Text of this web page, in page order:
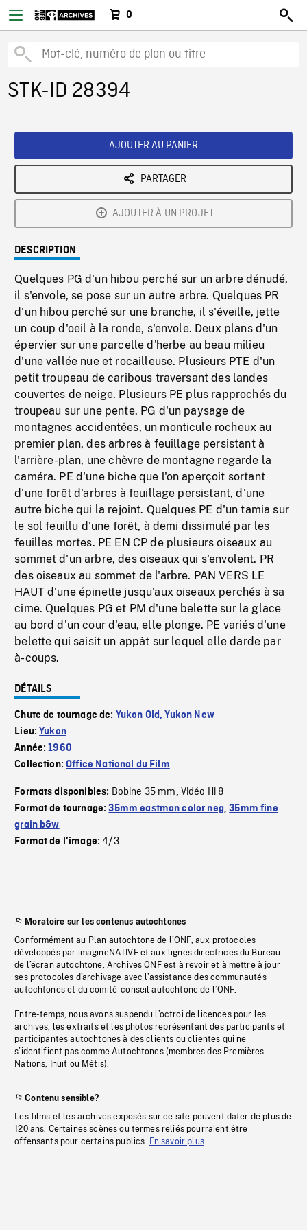
0
STK-ID 28394
AJOUTER AU PANIER
PARTAGER
AJOUTER À UN PROJET
DESCRIPTION
Quelques PG d'un hibou perché sur un arbre dénudé,
il s'envole, se pose sur un autre arbre. Quelques PR
d'un hibou perché sur une branche, il s'éveille, jette
un coup d'oeil à la ronde, s'envole. Deux plans d'un
épervier sur une parcelle d'herbe au beau milieu
d'une vallée nue et rocailleuse. Plusieurs PTE d'un
petit troupeau de caribous traversant des landes
couvertes de neige. Plusieurs PE plus rapprochés du
troupeau sur une pente. PG d'un paysage de
montagnes accidentées, un monticule rocheux au
premier plan, des arbres à feuillage persistant à
l'arrière-plan, une chèvre de montagne regarde la
caméra. PE d'une biche que l'on aperçoit sortant
d'une forêt d'arbres à feuillage persistant, d'une
autre biche qui la rejoint. Quelques PE d'un tamia sur
le sol feuillu d'une forêt, à demi dissimulé par les
feuilles mortes. PE EN CP de plusieurs oiseaux au
sommet d'un arbre, des oiseaux qui s'envolent. PR
des oiseaux au sommet de l'arbre. PAN VERS LE
HAUT d'une épinette jusqu'aux oiseaux perchés à sa
cime. Quelques PG et PM d'une belette sur la glace
au bord d'un cour d'eau, elle plonge. PE variés d'une
belette qui saisit un appât sur lequel elle darde par
à-coups.
DÉTAILS
Chute de tournage de: Yukon Old, Yukon New
Lieu:Yukon
Année:1960
Collection:Office National du Film
Formats disponibles: Bobine 35 mm, Vidéo Hi 8
Format de tournage:35mm eastman color neg,35mm fine
grain b&w
Format de l'image:4/3
Moratoire sur les contenus autochtones
Conformément au Plan autochtone de l’ONF, aux protocoles
développés par imagineNATIVE et aux lignes directrices du Bureau
de l’écran autochtone, Archives ONF est à revoir et à mettre à jour
ses protocoles d’archivage avec l’assistance des communautés
autochtones et du comité-conseil autochtone de l’ONF.
Entre-temps, nous avons suspendu l’octroi de licences pour les
archives, les extraits et les photos représentant des participants et
participantes autochtones à des clients ou clientes qui ne
s’identifient pas comme Autochtones (membres des Premières
Nations, Inuit ou Métis).
Contenu sensible?
Les films et les archives exposés sur ce site peuvent dater de plus de
120 ans. Certaines scènes ou termes reliés pourraient être
offensants pour certains publics. En savoir plus